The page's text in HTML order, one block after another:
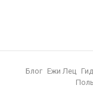
Блог Ежи Лец